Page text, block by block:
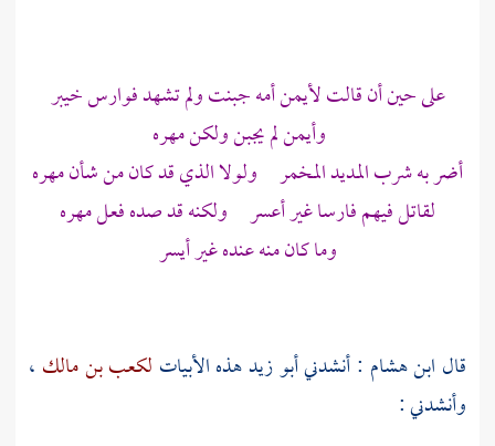
على حين أن قالتلأيمنأمه جبنت ولم تشهد فوارسخيبر
وأيمنلم يجبن ولكن مهره
أضر به شرب المديد المخمر ولولا الذي قد كان من شأن مهره
لقاتل فيهم فارسا غير أعسر ولكنه قد صده فعل مهره
وما كان منه عنده غير أيسر
قال ابن هشام : أنشدنيأبو زيدهذه الأبيات لكعب بن مالك ،
وأنشدني :